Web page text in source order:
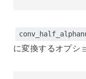
に変換するオプシ